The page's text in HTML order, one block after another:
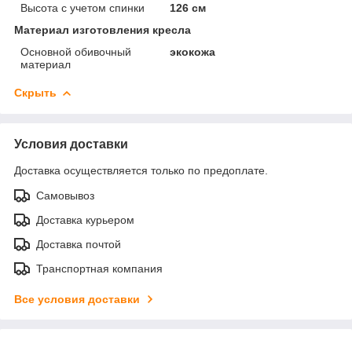
Высота с учетом спинки
126 см
Материал изготовления кресла
Основной обивочный
материал
экокожа
Скрыть
Условия доставки
Доставка осуществляется только по предоплате.
Самовывоз
Доставка курьером
Доставка почтой
Транспортная компания
Все условия доставки